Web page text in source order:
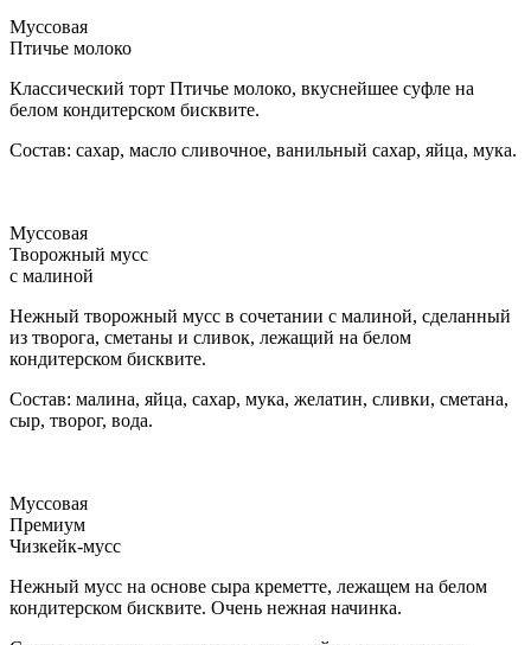
Муссовая
Птичье молоко
Классический торт Птичье молоко, вкуснейшее суфле на
белом кондитерском бисквите.
Состав: сахар, масло сливочное, ванильный сахар, яйца, мука.
Муссовая
Творожный мусс
с малиной
Нежный творожный мусс в сочетании с малиной, сделанный
из творога, сметаны и сливок, лежащий на белом
кондитерском бисквите.
Состав: малина, яйца, сахар, мука, желатин, сливки, сметана,
сыр, творог, вода.
Муссовая
Премиум
Чизкейк-мусс
Нежный мусс на основе сыра креметте, лежащем на белом
кондитерском бисквите. Очень нежная начинка.